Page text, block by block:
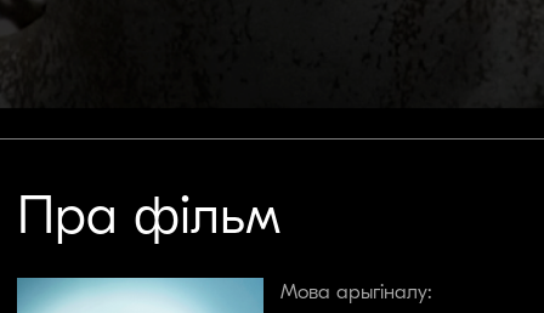
Гісторыя пра тое, як Златан Ібрагімавіч
ператварыўся з куміра жыхароў Мальмё ў
амаль персону нон-грата ў родным горадзе,
даўно сталася легендаю. Калі Златан яшчэ